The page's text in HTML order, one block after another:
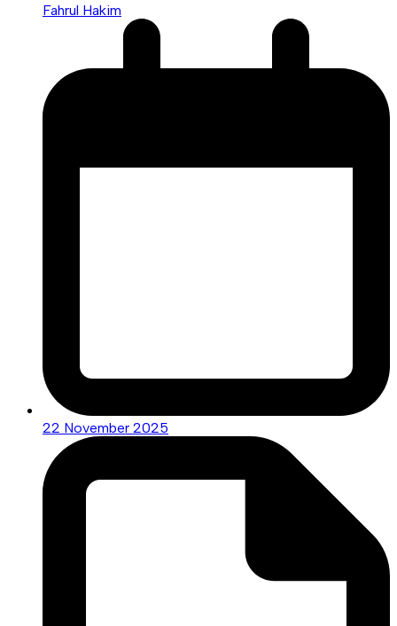
Fahrul Hakim
22 November 2025